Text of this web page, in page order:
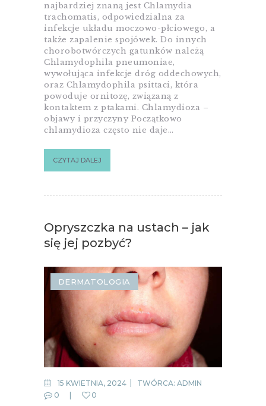
najbardziej znaną jest Chlamydia
trachomatis, odpowiedzialna za
infekcje układu moczowo-płciowego, a
także zapalenie spojówek. Do innych
chorobotwórczych gatunków należą
Chlamydophila pneumoniae,
wywołująca infekcje dróg oddechowych,
oraz Chlamydophila psittaci, która
powoduje ornitozę, związaną z
kontaktem z ptakami. Chlamydioza –
objawy i przyczyny Początkowo
chlamydioza często nie daje…
CZYTAJ DALEJ
Opryszczka na ustach – jak
się jej pozbyć?
DERMATOLOGIA
15 KWIETNIA, 2024 TWÓRCA: ADMIN
0
0